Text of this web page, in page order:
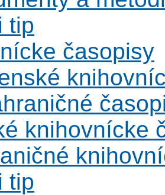
tip
časopisy
knihovnícke
tip